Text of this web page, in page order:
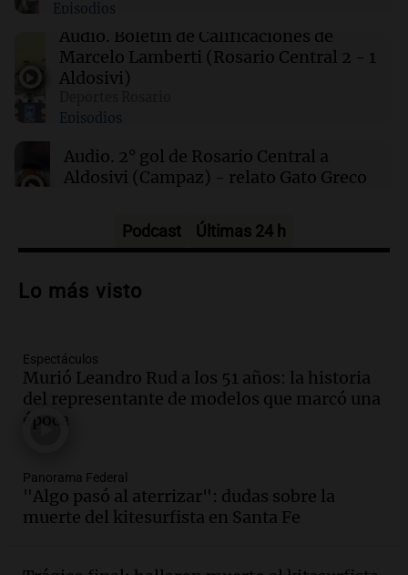
00:27 Clima
Clima en Tucumán: cómo estará el tiempo
este sábado 8 de agosto
Clima en Mendoza: cómo estará el tiempo
Episodios
Audio. Boletín de Calificaciones de
Marcelo Lamberti (Rosario Central 2 - 1
Aldosivi)
Episodios
Audio. 2° gol de Rosario Central a
Aldosivi (Campaz) - relato Gato Greco
Audio.Nuevo desarrollo urbano y casa
en Villa María
Audio.
la Bulaya abrirá sus puertas mañana con
diversas actividades y sorpresas
Panorama Federal
edificios y proyecta una casa del
estudiante con 48 municipios
involucrados
Episodios
Podcast Últimas 24 h
Lo más visto
Espectáculos
Murió Leandro Rud a los 51 años: la historia
del representante de modelos que marcó una
época
Panorama Federal
"Algo pasó al aterrizar": dudas sobre la
muerte del kitesurfista en Santa Fe